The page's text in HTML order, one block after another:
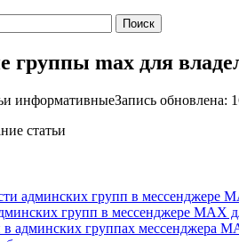
группы max для
информативныеЗапись обновлена:
статьи
админских групп в мессенджере
групп в мессенджере MAX
в админских группах мессенджера